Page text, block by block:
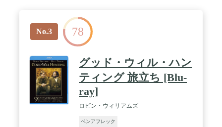
No.3 78
グッド・ウィル・ハン
ティング 旅立ち [Blu-
ray]
ロビン・ウィリアムズ
ベンアフレック